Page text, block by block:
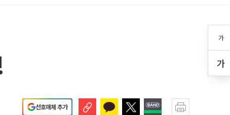
가
가
선호매체 추가